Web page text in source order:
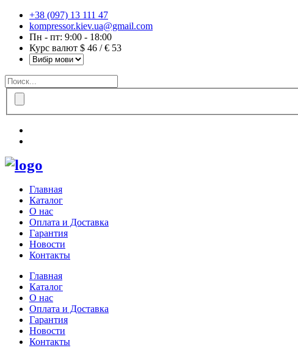
+38 (097) 13 111 47
kompressor.kiev.ua@gmail.com
Пн - пт: 9:00 - 18:00
Курс валют $ 46 / € 53
Главная
Каталог
О нас
Оплата и Доставка
Гарантия
Новости
Контакты
Главная
Каталог
О нас
Оплата и Доставка
Гарантия
Новости
Контакты